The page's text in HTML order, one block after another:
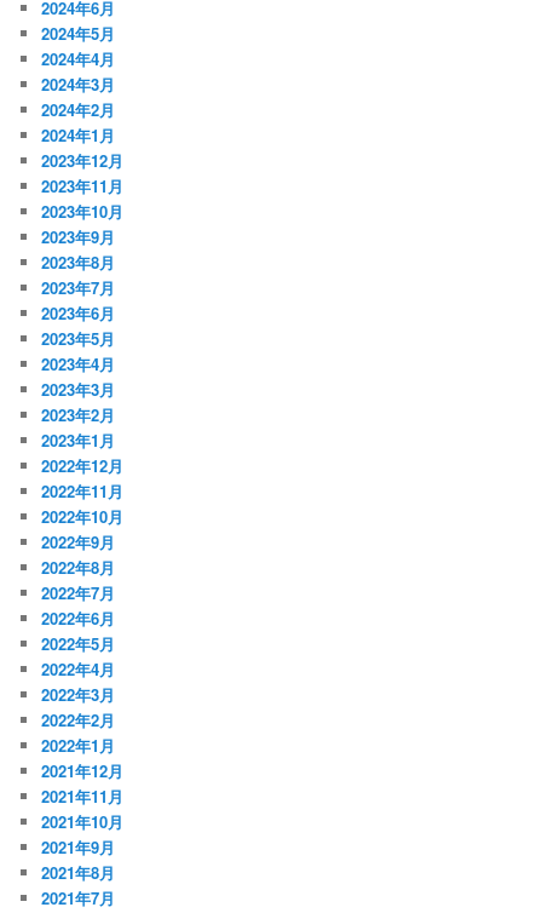
2024年6月
2024年5月
2024年4月
2024年3月
2024年2月
2024年1月
2023年12月
2023年11月
2023年10月
2023年9月
2023年8月
2023年7月
2023年6月
2023年5月
2023年4月
2023年3月
2023年2月
2023年1月
2022年12月
2022年11月
2022年10月
2022年9月
2022年8月
2022年7月
2022年6月
2022年5月
2022年4月
2022年3月
2022年2月
2022年1月
2021年12月
2021年11月
2021年10月
2021年9月
2021年8月
2021年7月